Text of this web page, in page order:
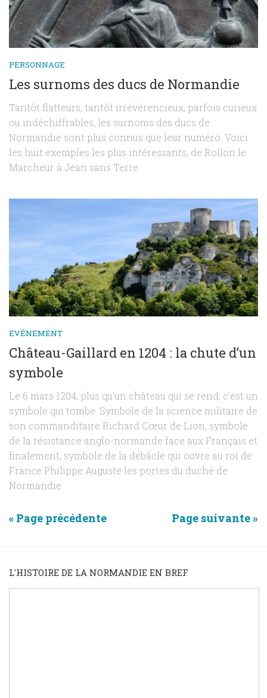
PERSONNAGE
Les surnoms des ducs de Normandie
Tantôt flatteurs, tantôt irrévérencieux, parfois curieux
ou indéchiffrables, les surnoms des ducs de
Normandie sont plus connus que leur numéro. Voici
les huit exemples les plus intéressants, de Rollon le
Marcheur à Jean sans Terre.
EVÉNEMENT
Château-Gaillard en 1204 : la chute d’un
symbole
Le 6 mars 1204, plus qu’un château qui se rend, c’est un
symbole qui tombe. Symbole de la science militaire de
son commanditaire Richard Cœur de Lion, symbole
de la résistance anglo-normande face aux Français et
finalement, symbole de la débâcle qui ouvre au roi de
France Philippe Auguste les portes du duché de
Normandie.
« Page précédente Page suivante »
L'HISTOIRE DE LA NORMANDIE EN BREF